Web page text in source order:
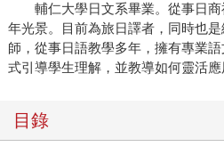
輔仁大學日文系畢業。從事日商
年光景。目前為旅日譯者，同時也
師，從事日語教學多年，擁有專業
式引導學生理解，並教導如何靈活應
目錄